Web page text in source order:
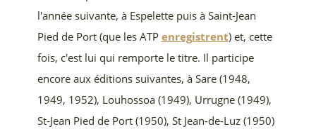
l'année suivante, à Espelette puis à Saint-Jean
Pied de Port (que les ATP enregistrent) et, cette
fois, c'est lui qui remporte le titre. Il participe
encore aux éditions suivantes, à Sare (1948,
1949, 1952), Louhossoa (1949), Urrugne (1949),
St-Jean Pied de Port (1950), St Jean-de-Luz (1950)